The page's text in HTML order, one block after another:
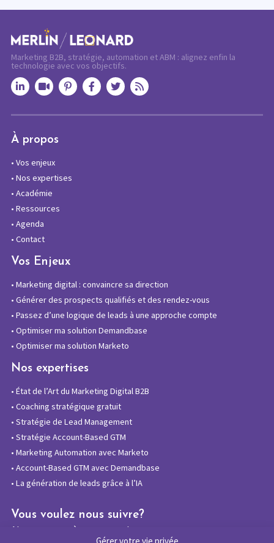
Marketing B2B, stratégie, automation et ABM : alignez enfin la
technologie avec vos objectifs.
À propos
• Vos enjeux
• Nos expertises
• Académie
• Ressources
• Agenda
• Contact
Vos Enjeux
• Marketing digital : convaincre sa direction
• Générer des prospects qualifiés et des rendez-vous
• Passez d’une logique de leads à une approche compte
• Optimiser ma solution Demandbase
• Optimiser ma solution Marketo
Nos expertises
• État de l’Art du Marketing Digital B2B
• Coaching stratégique gratuit
• Stratégie de Lead Management
• Stratégie Account-Based GTM
• Marketing Automation avec Marketo
• Account-Based GTM avec Demandbase
• La génération de leads grâce à l’IA
Vous voulez nous suivre?
Abonnez-vous à notre newsletter